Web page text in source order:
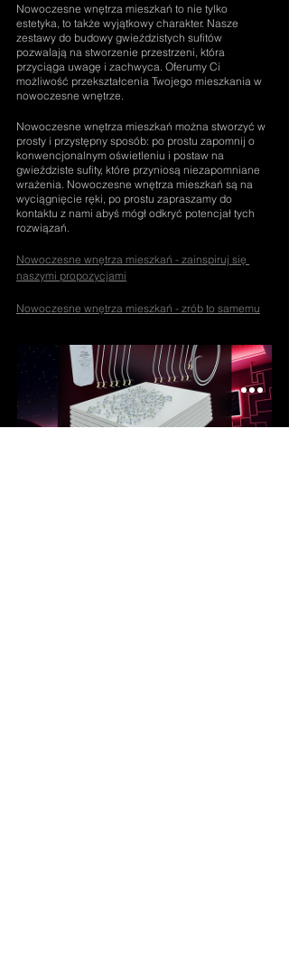
Nowoczesne wnętrza mieszkań to nie tylko
estetyka, to także wyjątkowy charakter. Nasze
zestawy do budowy gwieździstych sufitów
pozwalają na stworzenie przestrzeni, która
przyciąga uwagę i zachwyca. Oferumy Ci
możliwość przekształcenia Twojego mieszkania w
nowoczesne wnętrze.
Nowoczesne wnętrza mieszkań można stworzyć w
prosty i przystępny sposób: po prostu zapomnij o
konwencjonalnym oświetleniu i postaw na
gwieździste sufity, które przyniosą niezapomniane
wrażenia. Nowoczesne wnętrza mieszkań są na
wyciągnięcie ręki, po prostu zapraszamy do
kontaktu z nami abyś mógł odkryć potencjał tych
rozwiązań.
Nowoczesne wnętrza mieszkań - zainspiruj się
naszymi propozycjami
Nowoczesne wnętrza mieszkań - zrób to samemu